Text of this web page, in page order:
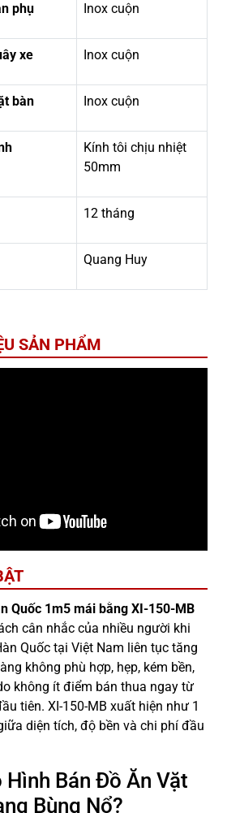
phụ Inox cuộn
xe Inox cuộn
bàn Inox cuộn
Kính tôi chịu nhiệt
50mm
12 tháng
Quang Huy
SẢN PHẨM
Quốc 1m5 mái bằng XI-150-MB
cân nhắc của nhiều người khi
Quốc tại Việt Nam liên tục tăng
không phù hợp, hẹp, kém bền,
không ít điểm bán thua ngay từ
tiên. XI-150-MB xuất hiện như 1
diện tích, độ bền và chi phí đầu
Hình Bán Đồ Ăn Vặt
Bùng Nổ?